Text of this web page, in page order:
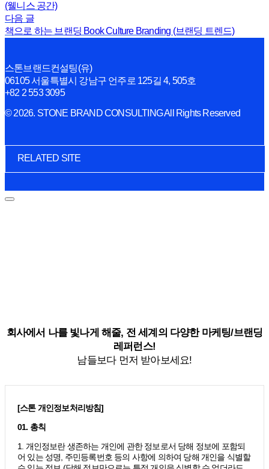
(웰니스 공간)
다음 글
책으로 하는 브랜딩 Book Culture Branding (브랜딩 트렌드)
스톤브랜드컨설팅(유)
06105 서울특별시 강남구 언주로 125길 4, 505호
+82 2 553 3095
© 2026. STONE BRAND CONSULTING All Rights Reserved
RELATED SITE
회사에서 나를 빛나게 해줄, 전 세계의 다양한 마케팅/브랜딩
레퍼런스!
남들보다 먼저 받아보세요!
[스톤 개인정보처리방침]
01. 총칙
1. 개인정보란 생존하는 개인에 관한 정보로서 당해 정보에 포함되
어 있는 성명, 주민등록번호 등의 사항에 의하여 당해 개인을 식별할